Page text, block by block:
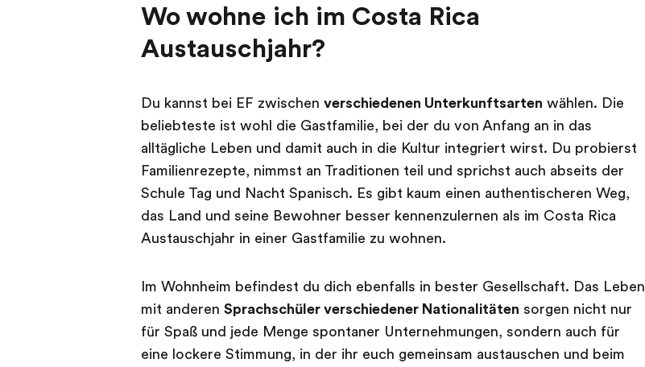
Wo wohne ich im Costa Rica
Austauschjahr?
Du kannst bei EF zwischen verschiedenen Unterkunftsarten wählen. Die
beliebteste ist wohl die Gastfamilie, bei der du von Anfang an in das
alltägliche Leben und damit auch in die Kultur integriert wirst. Du probierst
Familienrezepte, nimmst an Traditionen teil und sprichst auch abseits der
Schule Tag und Nacht Spanisch. Es gibt kaum einen authentischeren Weg,
das Land und seine Bewohner besser kennenzulernen als im Costa Rica
Austauschjahr in einer Gastfamilie zu wohnen.
Im Wohnheim befindest du dich ebenfalls in bester Gesellschaft. Das Leben
mit anderen Sprachschüler verschiedener Nationalitäten sorgen nicht nur
für Spaß und jede Menge spontaner Unternehmungen, sondern auch für
eine lockere Stimmung, in der ihr euch gemeinsam austauschen und beim